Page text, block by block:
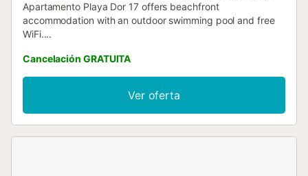
Apartamento Playa Dor 17 offers beachfront
accommodation with an outdoor swimming pool and free
WiFi....
Cancelación GRATUITA
Ver oferta